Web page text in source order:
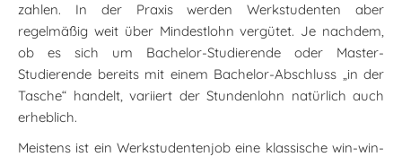
zahlen. In der Praxis werden Werkstudenten aber
regelmäßig weit über Mindestlohn vergütet. Je nachdem,
ob es sich um Bachelor-Studierende oder Master-
Studierende bereits mit einem Bachelor-Abschluss „in der
Tasche“ handelt, variiert der Stundenlohn natürlich auch
erheblich.
Meistens ist ein Werkstudentenjob eine klassische win-win-